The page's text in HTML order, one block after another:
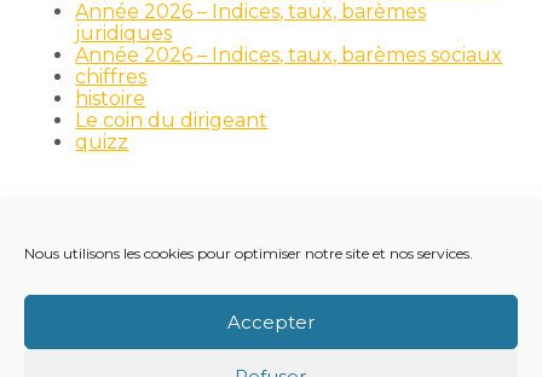
Nous utilisons les cookies pour optimiser notre site et nos services.
Accepter
Année 2026 – Indices, taux, barèmes
juridiques
Année 2026 – Indices, taux, barèmes sociaux
chiffres
histoire
Le coin du dirigeant
quizz
Principale
RECRUTEMENT
NOTRE ACTUALITÉ
VIE DU CABINET
CONTACT